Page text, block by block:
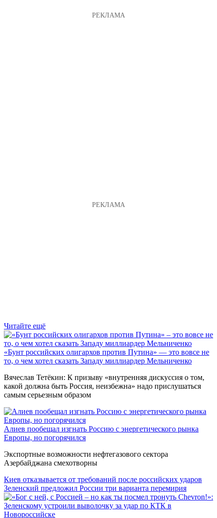
Читайте ещё
«Бунт российских олигархов против Путина» — это вовсе не
то, о чем хотел сказать Западу миллиардер Мельниченко
Вячеслав Тетёкин: К призыву «внутренняя дискуссия о том,
какой должна быть Россия, неизбежна» надо прислушаться
самым серьезным образом
Алиев пообещал изгнать Россию с энергетического рынка
Европы, но погорячился
Экспортные возможности нефтегазового сектора
Азербайджана смехотворны
Киев отказывается от требований после российских ударов
Зеленский предложил России три варианта перемирия